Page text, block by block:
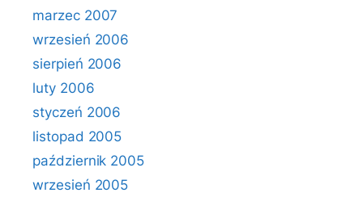
marzec 2007
wrzesień 2006
sierpień 2006
luty 2006
styczeń 2006
listopad 2005
październik 2005
wrzesień 2005